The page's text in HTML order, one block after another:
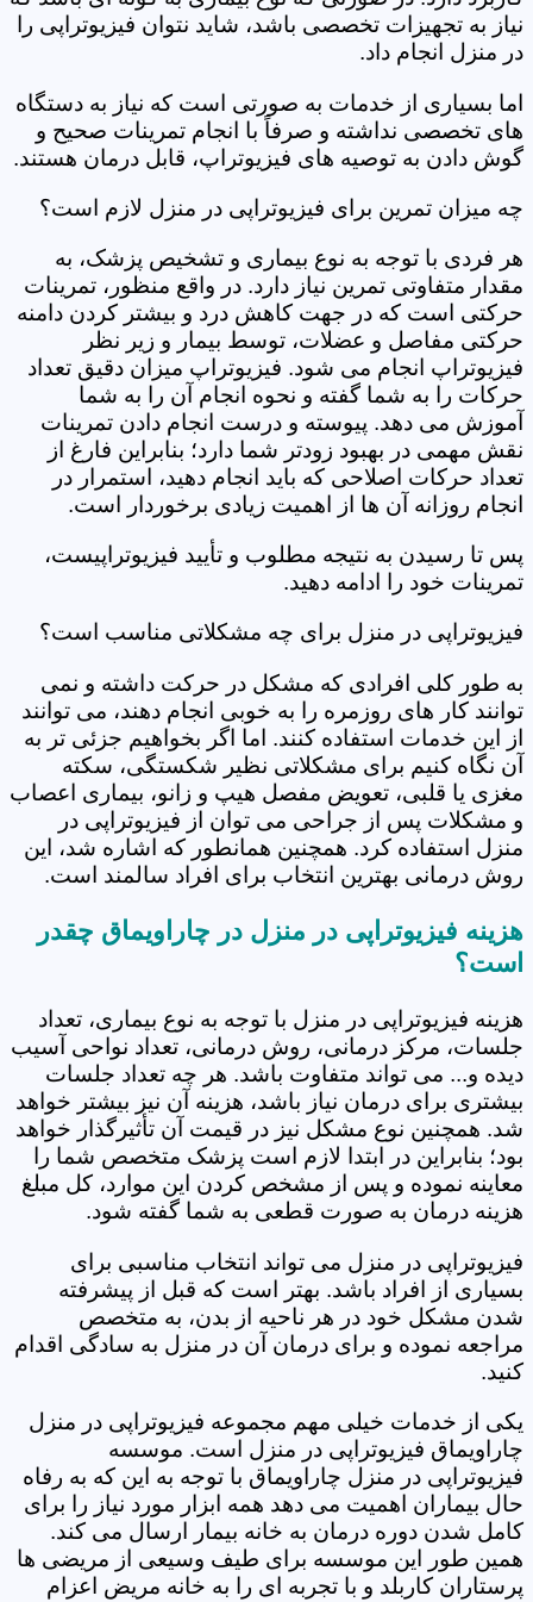
نیاز به تجهیزات تخصصی باشد، شاید نتوان فیزیوتراپی را
در منزل انجام داد.
اما بسیاری از خدمات به صورتی است که نیاز به دستگاه
های تخصصی نداشته و صرفاً با انجام تمرینات صحیح و
گوش دادن به توصیه های فیزیوتراپ، قابل درمان هستند.
چه میزان تمرین برای فیزیوتراپی در منزل لازم است؟
هر فردی با توجه به نوع بیماری و تشخیص پزشک، به
مقدار متفاوتی تمرین نیاز دارد. در واقع منظور، تمرینات
حرکتی است که در جهت کاهش درد و بیشتر کردن دامنه
حرکتی مفاصل و عضلات، توسط بیمار و زیر نظر
فیزیوتراپ انجام می شود. فیزیوتراپ میزان دقیق تعداد
حرکات را به شما گفته و نحوه انجام آن را به شما
آموزش می دهد. پیوسته و درست انجام دادن تمرینات
نقش مهمی در بهبود زودتر شما دارد؛ بنابراین فارغ از
تعداد حرکات اصلاحی که باید انجام دهید، استمرار در
انجام روزانه آن ها از اهمیت زیادی برخوردار است.
پس تا رسیدن به نتیجه مطلوب و تأیید فیزیوتراپیست،
تمرینات خود را ادامه دهید.
فیزیوتراپی در منزل برای چه مشکلاتی مناسب است؟
به طور کلی افرادی که مشکل در حرکت داشته و نمی
توانند کار های روزمره را به خوبی انجام دهند، می توانند
از این خدمات استفاده کنند. اما اگر بخواهیم جزئی تر به
آن نگاه کنیم برای مشکلاتی نظیر شکستگی، سکته
مغزی یا قلبی، تعویض مفصل هیپ و زانو، بیماری اعصاب
و مشکلات پس از جراحی می توان از فیزیوتراپی در
منزل استفاده کرد. همچنین همانطور که اشاره شد، این
روش درمانی بهترین انتخاب برای افراد سالمند است.
هزینه فیزیوتراپی در منزل در چاراویماق چقدر
است؟
هزینه فیزیوتراپی در منزل با توجه به نوع بیماری، تعداد
جلسات، مرکز درمانی، روش درمانی، تعداد نواحی آسیب
دیده و... می تواند متفاوت باشد. هر چه تعداد جلسات
بیشتری برای درمان نیاز باشد، هزینه آن نیز بیشتر خواهد
شد. همچنین نوع مشکل نیز در قیمت آن تأثیرگذار خواهد
بود؛ بنابراین در ابتدا لازم است پزشک متخصص شما را
معاینه نموده و پس از مشخص کردن این موارد، کل مبلغ
هزینه درمان به صورت قطعی به شما گفته شود.
فیزیوتراپی در منزل می تواند انتخاب مناسبی برای
بسیاری از افراد باشد. بهتر است که قبل از پیشرفته
شدن مشکل خود در هر ناحیه از بدن، به متخصص
مراجعه نموده و برای درمان آن در منزل به سادگی اقدام
کنید.
یکی از خدمات خیلی مهم مجموعه فیزیوتراپی در منزل
چاراویماق فیزیوتراپی در منزل است. موسسه
فیزیوتراپی در منزل چاراویماق با توجه به این که به رفاه
حال بیماران اهمیت می دهد همه ابزار مورد نیاز را برای
کامل شدن دوره درمان به خانه بیمار ارسال می کند.
همین طور این موسسه برای طیف وسیعی از مریضی ها
پرستاران کاربلد و با تجربه ای را به خانه مریض اعزام